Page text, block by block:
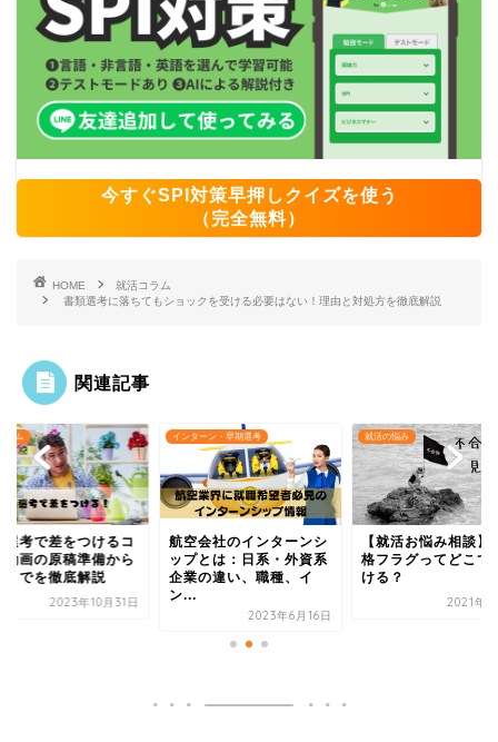
今すぐSPI対策早押しクイズを使う
（完全無料）
HOME
就活コラム
書類選考に落ちてもショックを受ける必要はない！理由と対処方を徹底解説
関連記事
ラム
選考で差をつけるコ
動画の原稿準備から
までを徹底解説
2023年10月31日
インターン・早期選考
航空会社のインターンシ
ップとは：日系・外資系
企業の違い、職種、イ
ン...
2023年6月16日
就活の悩み
【就活お悩み相談】
格フラグってどこで
ける？
2021年9